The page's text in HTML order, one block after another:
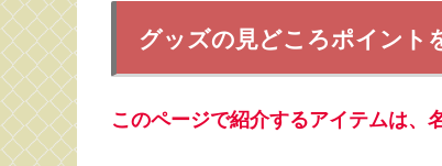
グッズの見どころポイント
このページで紹介するアイテムは、